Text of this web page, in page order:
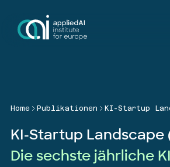
Home Publikationen KI-Startup
KI-Startup Landscape
Die sechste jährliche